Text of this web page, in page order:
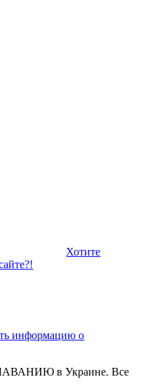
Хотите
информацию о
в Украине. Все